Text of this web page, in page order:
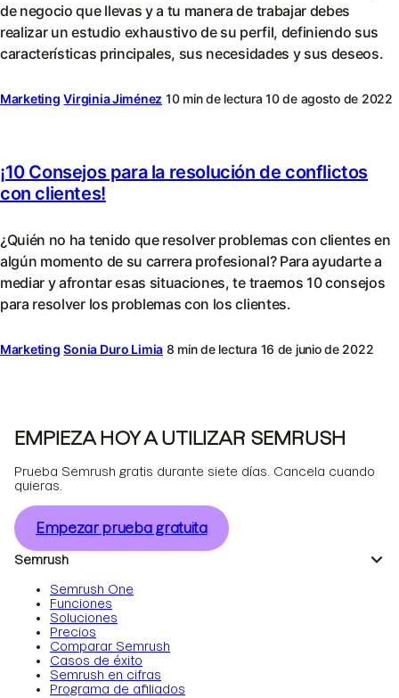
de negocio que llevas y a tu manera de trabajar debes
realizar un estudio exhaustivo de su perfil, definiendo sus
características principales, sus necesidades y sus deseos.
Marketing Virginia Jiménez 10 min de lectura 10 de agosto de 2022
¡10 Consejos para la resolución de conflictos
con clientes!
¿Quién no ha tenido que resolver problemas con clientes en
algún momento de su carrera profesional? Para ayudarte a
mediar y afrontar esas situaciones, te traemos 10 consejos
para resolver los problemas con los clientes.
Marketing Sonia Duro Limia 8 min de lectura 16 de junio de 2022
EMPIEZA HOY A UTILIZAR SEMRUSH
Prueba Semrush gratis durante siete días. Cancela cuando
quieras.
Empezar prueba gratuita
Semrush
Semrush One
Funciones
Soluciones
Precios
Comparar Semrush
Casos de éxito
Semrush en cifras
Programa de afiliados